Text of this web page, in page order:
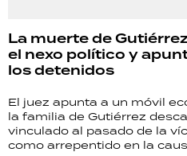
La muerte de
el nexo político y
los detenidos
El juez apunta a un móvil
la familia de Gutiérrez
vinculado al pasado de la
como arrepentido en la